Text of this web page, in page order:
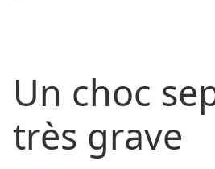
Un choc
très grave